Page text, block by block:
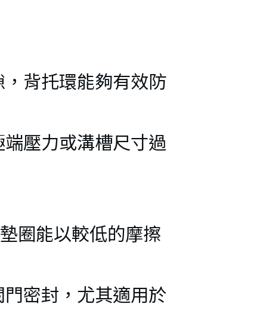
背托環能夠有效防
壓力或溝槽尺寸過
圈能以較低的摩擦
密封，尤其適用於